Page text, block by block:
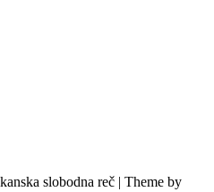
slobodna reč | Theme by